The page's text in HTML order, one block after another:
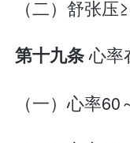
（二）舒张压
第十九条心率
（一）心率60